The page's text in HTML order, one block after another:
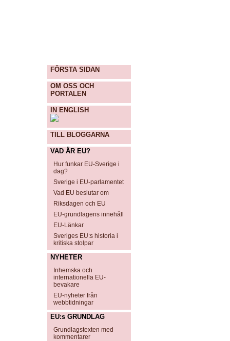
FÖRSTA SIDAN
OM OSS OCH
PORTALEN
IN ENGLISH
TILL BLOGGARNA
VAD ÄR EU?
Hur funkar EU-Sverige i
dag?
Sverige i EU-parlamentet
Vad EU beslutar om
Riksdagen och EU
EU-grundlagens innehåll
EU-Länkar
Sveriges EU:s historia i
kritiska stolpar
NYHETER
Inhemska och
internationella EU-
bevakare
EU-nyheter från
webbtidningar
EU:s GRUNDLAG
Grundlagstexten med
kommentarer